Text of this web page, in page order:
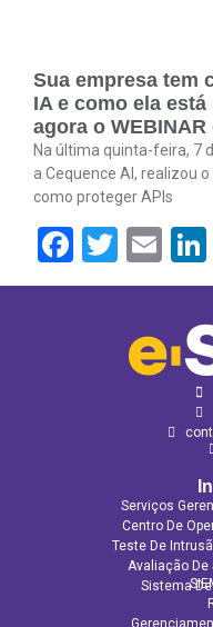
Sua empresa tem
IA e como ela
agora o
Na última quinta-feira, 7
a Cequence AI, realizou
como proteger APIs
Serviços
Centro De
Teste De
Avaliação De
Sistema